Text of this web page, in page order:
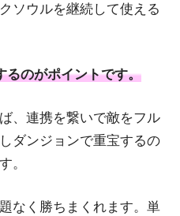
ソウルを継続して使える
るのがポイントです。
、連携を繋いで敵をフル
ダンジョンで重宝するの
。
なく勝ちまくれます。単